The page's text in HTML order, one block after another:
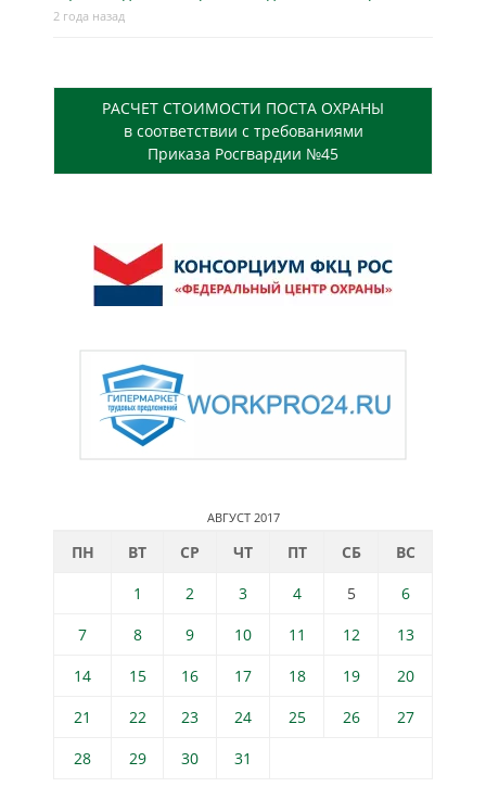
2 года назад
РАСЧЕТ СТОИМОСТИ ПОСТА ОХРАНЫ
в соответствии с требованиями
Приказа Росгвардии №45
АВГУСТ 2017
ПН ВТ СР ЧТ ПТ СБ
ВС
1
2 3 4 5
6
7
8 9 10 11 12
13
14
15 16 17 18 19
20
21
22 23 24 25 26
27
28
29 30 31